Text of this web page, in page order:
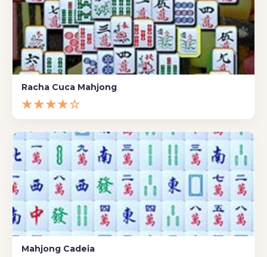
Racha Cuca Mahjong
★★★★☆
Mahjong Cadeia